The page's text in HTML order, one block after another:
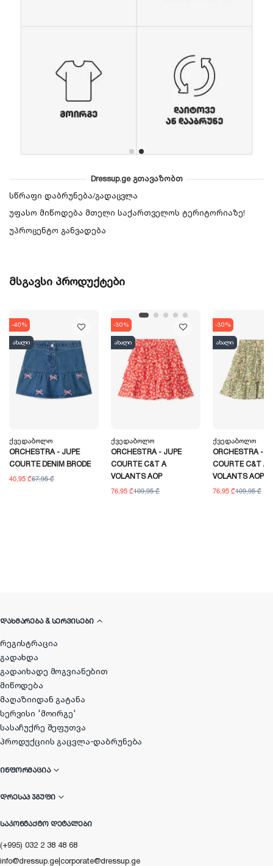
Dressup.ge გთავაზობთ
სწრაფი დაბრუნება/გადაცვლა
უფასო მიწოდება მთელი საქართველოს ტერიტორიაზე!
უპროცენტო განვადება
მსგავსი პროდუქტები
-40%
ახალი
Ქვედაბოლო
ORCHESTRA - JUPE
COURTE DENIM BRODE
40,95 ₾67,95 ₾
-30%
ახალი
Ქვედაბოლო
ORCHESTRA - JUPE
COURTE C&T A
VOLANTS AOP
76,95 ₾109,95 ₾
-30%
ახალი
Ქვედაბოლო
ORCHESTRA -
COURTE C&T A
VOLANTS AOP
76,95 ₾109,95 ₾
ᲓᲐᲮᲛᲐᲠᲔᲑᲐ & ᲡᲔᲠᲕᲘᲡᲔᲑᲘ
რეგისტრაცია
გადახდა
გადაიხადე მოგვიანებით
მიწოდება
მაღაზიიდან გატანა
სერვისი 'მოირგე'
სასაჩუქრე შეფუთვა
პროდუქციის გაცვლა-დაბრუნება
ᲘᲜᲤᲝᲠᲛᲐᲪᲘᲐ
ᲓᲠᲔᲡᲐᲞ ᲯᲒᲣᲤᲘ
ᲡᲐᲙᲝᲜᲢᲐᲥᲢᲝ ᲓᲔᲢᲐᲚᲔᲑᲘ
(+995) 032 2 38 48 68
info@dressup.ge|corporate@dressup.ge